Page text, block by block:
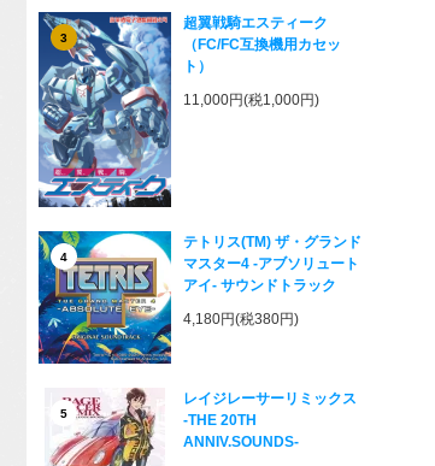
3
超翼戦騎エスティーク
（FC/FC互換機用カセッ
ト）
11,000円(税1,000円)
4
テトリス(TM) ザ・グランド
マスター4 -アブソリュート
アイ- サウンドトラック
4,180円(税380円)
5
レイジレーサーリミックス
-THE 20TH
ANNIV.SOUNDS-